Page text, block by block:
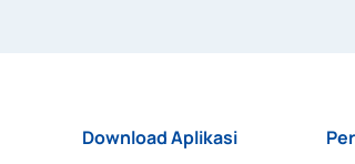
Download Aplikasi